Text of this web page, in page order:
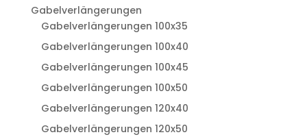
Gabelverlängerungen
Gabelverlängerungen 100x35
Gabelverlängerungen 100x40
Gabelverlängerungen 100x45
Gabelverlängerungen 100x50
Gabelverlängerungen 120x40
Gabelverlängerungen 120x50